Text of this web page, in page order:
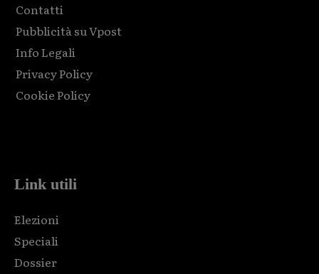
Contatti
Pubblicità su Vpost
Info Legali
Privacy Policy
Cookie Policy
Link utili
Elezioni
Speciali
Dossier